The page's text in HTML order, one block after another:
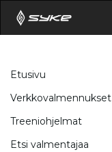
Etusivu
Verkkovalmennukset
Treeniohjelmat
Etsi valmentajaa